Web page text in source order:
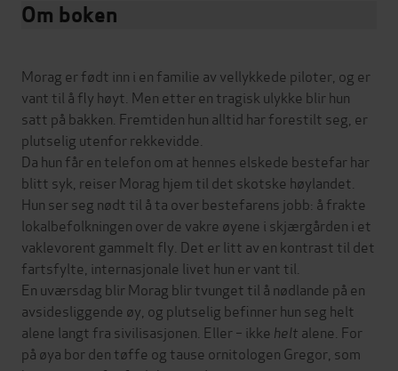
Om boken
Morag er født inn i en familie av vellykkede piloter, og er
vant til å fly høyt. Men etter en tragisk ulykke blir hun
satt på bakken. Fremtiden hun alltid har forestilt seg, er
plutselig utenfor rekkevidde.
Da hun får en telefon om at hennes elskede bestefar har
blitt syk, reiser Morag hjem til det skotske høylandet.
Hun ser seg nødt til å ta over bestefarens jobb: å frakte
lokalbefolkningen over de vakre øyene i skjærgården i et
vaklevorent gammelt fly. Det er litt av en kontrast til det
fartsfylte, internasjonale livet hun er vant til.
En uværsdag blir Morag blir tvunget til å nødlande på en
avsidesliggende øy, og plutselig befinner hun seg helt
alene langt fra sivilisasjonen. Eller – ikke helt alene. For
på øya bor den tøffe og tause ornitologen Gregor, som